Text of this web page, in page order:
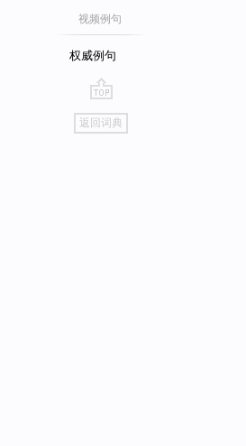
视频例句
权威例句
go
top
返回词典